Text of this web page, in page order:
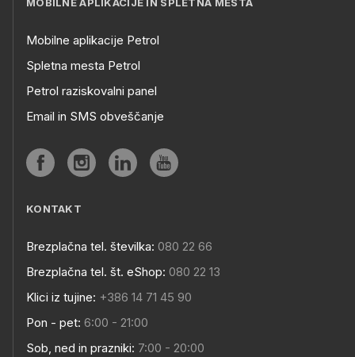
Mobilne aplikacije Petrol
Spletna mesta Petrol
Petrol raziskovalni panel
Email in SMS obveščanje
KONTAKT
Brezplačna tel. številka: 080 22 66
Brezplačna tel. št. eShop: 080 22 13
Klici iz tujine: +386 14 71 45 90
Pon - pet: 6:00 - 21:00
Sob, ned in prazniki: 7:00 - 20:00